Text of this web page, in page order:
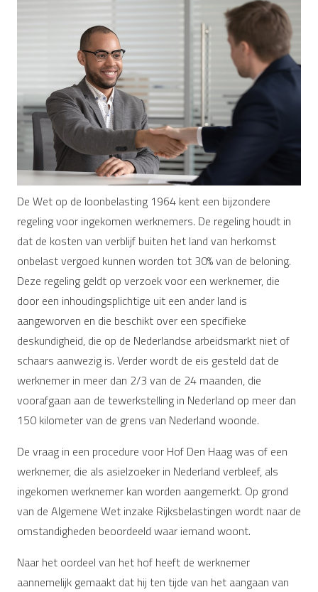
De Wet op de loonbelasting 1964 kent een bijzondere
regeling voor ingekomen werknemers. De regeling houdt in
dat de kosten van verblijf buiten het land van herkomst
onbelast vergoed kunnen worden tot 30% van de beloning.
Deze regeling geldt op verzoek voor een werknemer, die
door een inhoudingsplichtige uit een ander land is
aangeworven en die beschikt over een specifieke
deskundigheid, die op de Nederlandse arbeidsmarkt niet of
schaars aanwezig is. Verder wordt de eis gesteld dat de
werknemer in meer dan 2/3 van de 24 maanden, die
voorafgaan aan de tewerkstelling in Nederland op meer dan
150 kilometer van de grens van Nederland woonde.
De vraag in een procedure voor Hof Den Haag was of een
werknemer, die als asielzoeker in Nederland verbleef, als
ingekomen werknemer kan worden aangemerkt. Op grond
van de Algemene Wet inzake Rijksbelastingen wordt naar de
omstandigheden beoordeeld waar iemand woont.
Naar het oordeel van het hof heeft de werknemer
aannemelijk gemaakt dat hij ten tijde van het aangaan van